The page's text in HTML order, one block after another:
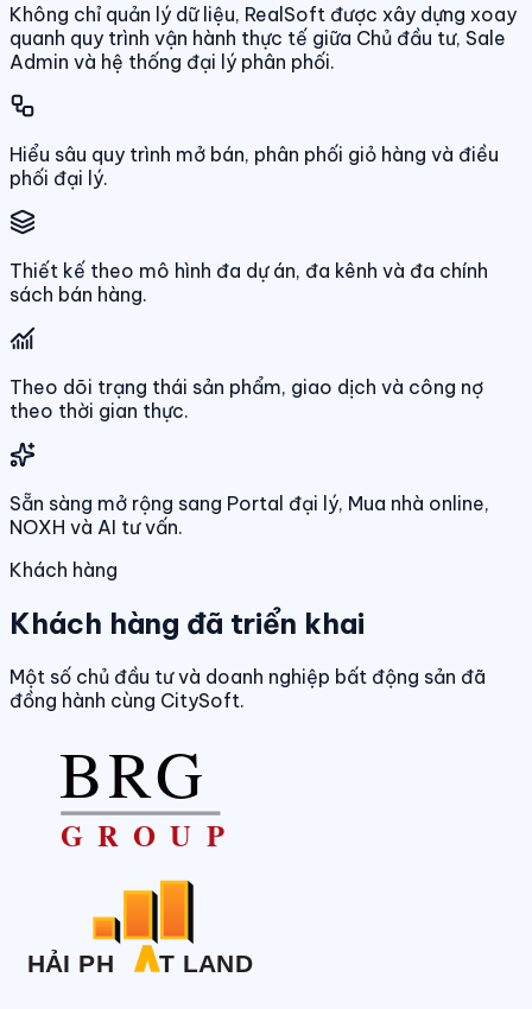
Không chỉ quản lý dữ liệu, RealSoft được xây dựng xoay
quanh quy trình vận hành thực tế giữa Chủ đầu tư, Sale
Admin và hệ thống đại lý phân phối.
Hiểu sâu quy trình mở bán, phân phối giỏ hàng và điều
phối đại lý.
Thiết kế theo mô hình đa dự án, đa kênh và đa chính
sách bán hàng.
Theo dõi trạng thái sản phẩm, giao dịch và công nợ
theo thời gian thực.
Sẵn sàng mở rộng sang Portal đại lý, Mua nhà online,
NOXH và AI tư vấn.
Khách hàng
Khách hàng đã triển khai
Một số chủ đầu tư và doanh nghiệp bất động sản đã
đồng hành cùng CitySoft.